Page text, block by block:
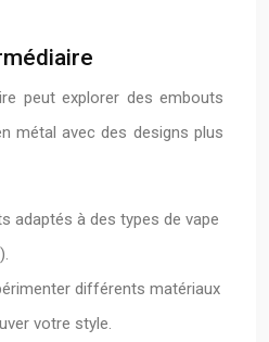
peut explorer des embouts
métal avec des designs plus
adaptés à des types de vape
différents matériaux
votre style.